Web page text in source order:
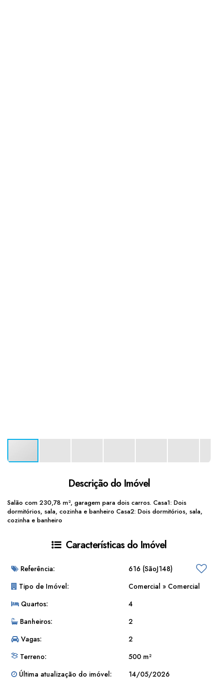
Descrição do Imóvel
Salão com 230,78 m², garagem para dois carros. Casa1: Dois
dormitórios, sala, cozinha e banheiro Casa2: Dois dormitórios, sala,
cozinha e banheiro
Características do Imóvel
Referência: 616 (SãoJ148)
Tipo de Imóvel:
Comercial » Comercial
Quartos:
4
Banheiros:
2
Vagas:
2
Terreno:
500 m²
Última atualização do imóvel:
14/05/2026